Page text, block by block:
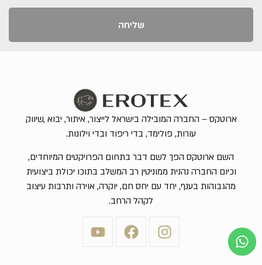
שליחה
ארוטקס – החברה המובילה בישראל לייצור, איתור, יבוא ,שיווק
עורות, פולימד, בדי ריפוד ובדי וילונות.
השם ארוטקס הפך לשם דבר בתחום הפרויקטים המיוחדים,
וכיום החברה נהנית ממוניטין רב המשלב בתוכו יכולת ביצועית
מהגבוהות בענף, יחד עם יחס חם, יוקרה, אוירה ותרבות עיצוב
לקהל הרחב.